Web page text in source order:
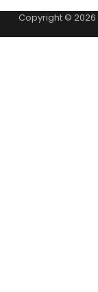
Copyright © 2026